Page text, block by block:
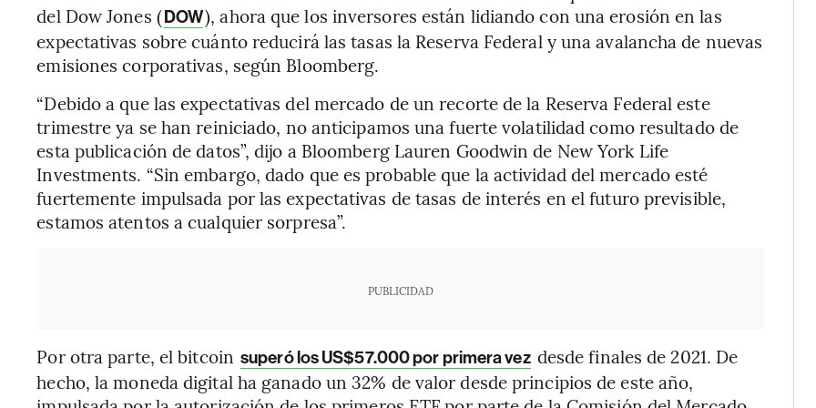
del Dow Jones (DOW), ahora que los inversores están lidiando con una erosión en las
expectativas sobre cuánto reducirá las tasas la Reserva Federal y una avalancha de nuevas
emisiones corporativas, según Bloomberg.
“Debido a que las expectativas del mercado de un recorte de la Reserva Federal este
trimestre ya se han reiniciado, no anticipamos una fuerte volatilidad como resultado de
esta publicación de datos”, dijo a Bloomberg Lauren Goodwin de New York Life
Investments. “Sin embargo, dado que es probable que la actividad del mercado esté
fuertemente impulsada por las expectativas de tasas de interés en el futuro previsible,
estamos atentos a cualquier sorpresa”.
PUBLICIDAD
Por otra parte, el bitcoin superó los US$57.000 por primera vez desde finales de 2021. De
hecho, la moneda digital ha ganado un 32% de valor desde principios de este año,